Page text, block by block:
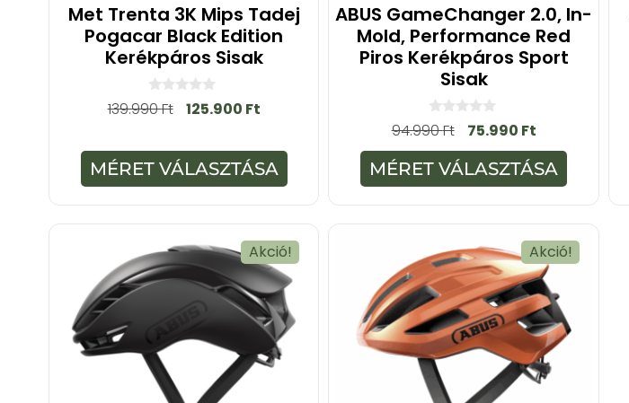
Met Trenta 3K Mips Tadej
Pogacar Black Edition
Kerékpáros Sisak
0
a
-
b
ő
l
139.990Ft 125.900 Ft
MÉRET VÁLASZTÁSA
ABUS GameChanger 2.0, In-
Mold, Performance Red
Piros Kerékpáros Sport
Sisak
0
a
z
5
-
b
94.990Ft 75.990 Ft
MÉRET VÁLASZTÁSA
Akció! Akció!